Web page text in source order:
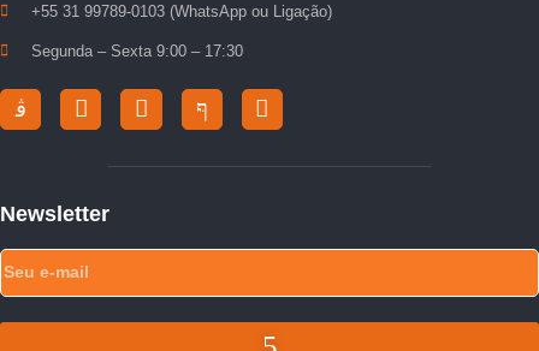
+55 31 99789-0103 (WhatsApp ou Ligação)
Segunda – Sexta 9:00 – 17:30
Newsletter